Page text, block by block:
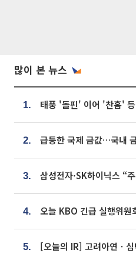
많이 본 뉴스
1.
2. 급등한 국제 금값…국내
3. 삼성전자·SK하이닉스 “
4. 오늘 KBO 긴급 실행위원
5. [오늘의 IR] 고려아연ㆍ